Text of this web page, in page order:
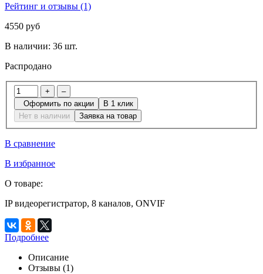
Рейтинг и отзывы (1)
4550 руб
В наличии: 36 шт.
Распродано
+
–
Оформить по акции
В 1 клик
Нет в наличии
Заявка на товар
В сравнение
В избранное
О товаре:
IP видеорегистратор, 8 каналов, ONVIF
Подробнее
Описание
Отзывы (1)